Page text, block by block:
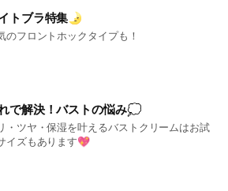
トブラ特集🌛
のフロントホックタイプも！
で解決！バストの悩み💭
・ツヤ・保湿を叶えるバストクリームはお試
イズもあります💖